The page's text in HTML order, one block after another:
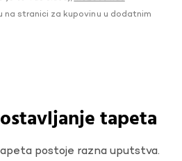
stranici za kupovinu u dodatnim
tapeta
postoje razna uputstva.